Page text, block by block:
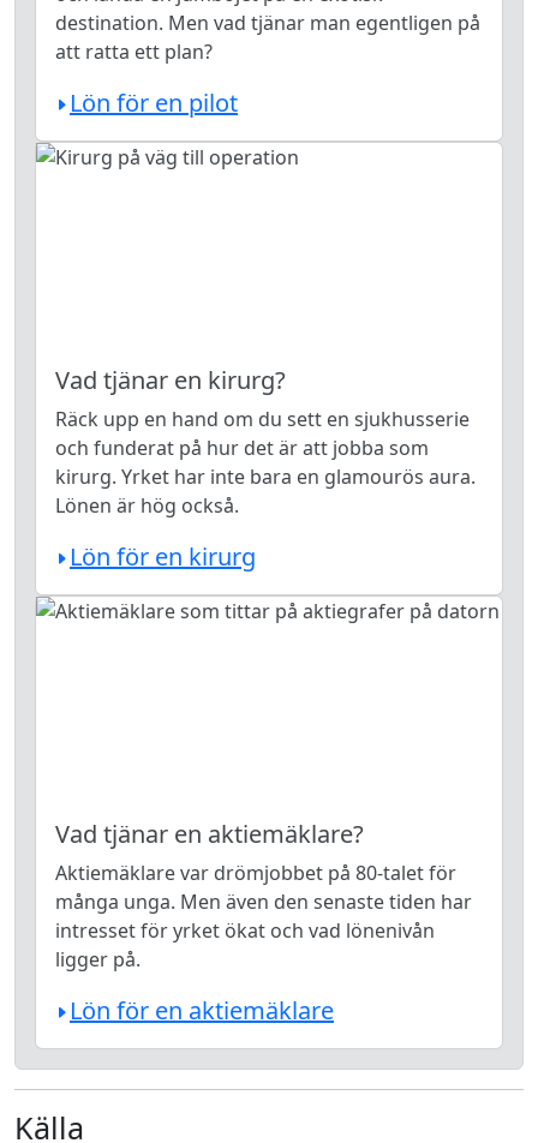
destination. Men vad tjänar man egentligen på
att ratta ett plan?
Lön för en pilot
Vad tjänar en kirurg?
Räck upp en hand om du sett en sjukhusserie
och funderat på hur det är att jobba som
kirurg. Yrket har inte bara en glamourös aura.
Lönen är hög också.
Lön för en kirurg
Vad tjänar en aktiemäklare?
Aktiemäklare var drömjobbet på 80-talet för
många unga. Men även den senaste tiden har
intresset för yrket ökat och vad lönenivån
ligger på.
Lön för en aktiemäklare
Källa